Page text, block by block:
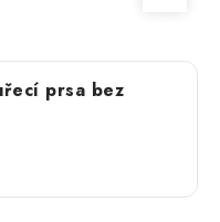
prsa bez